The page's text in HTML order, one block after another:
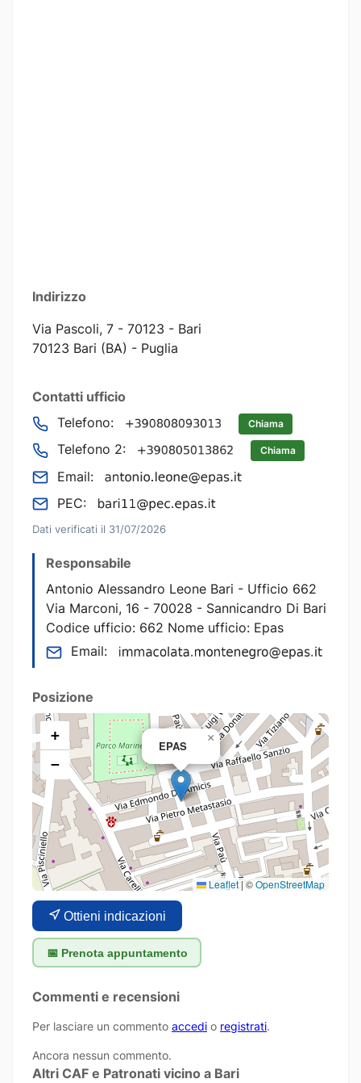
Indirizzo
Via Pascoli, 7 - 70123 - Bari
70123 Bari (BA) - Puglia
Contatti ufficio
Telefono:
Chiama
Telefono 2: Chiama
Email:
PEC:
Dati verificati il 31/07/2026
Responsabile
Antonio Alessandro Leone Bari - Ufficio 662
Via Marconi, 16 - 70028 - Sannicandro Di Bari
Codice ufficio: 662 Nome ufficio: Epas
Email:
Posizione
EPAS
×
+
−
Leaflet|©OpenStreetMap
Ottieni indicazioni
📅 Prenota appuntamento
Commenti e recensioni
Per lasciare un commento accedi o registrati.
Ancora nessun commento.
Altri CAF e Patronati vicino a Bari